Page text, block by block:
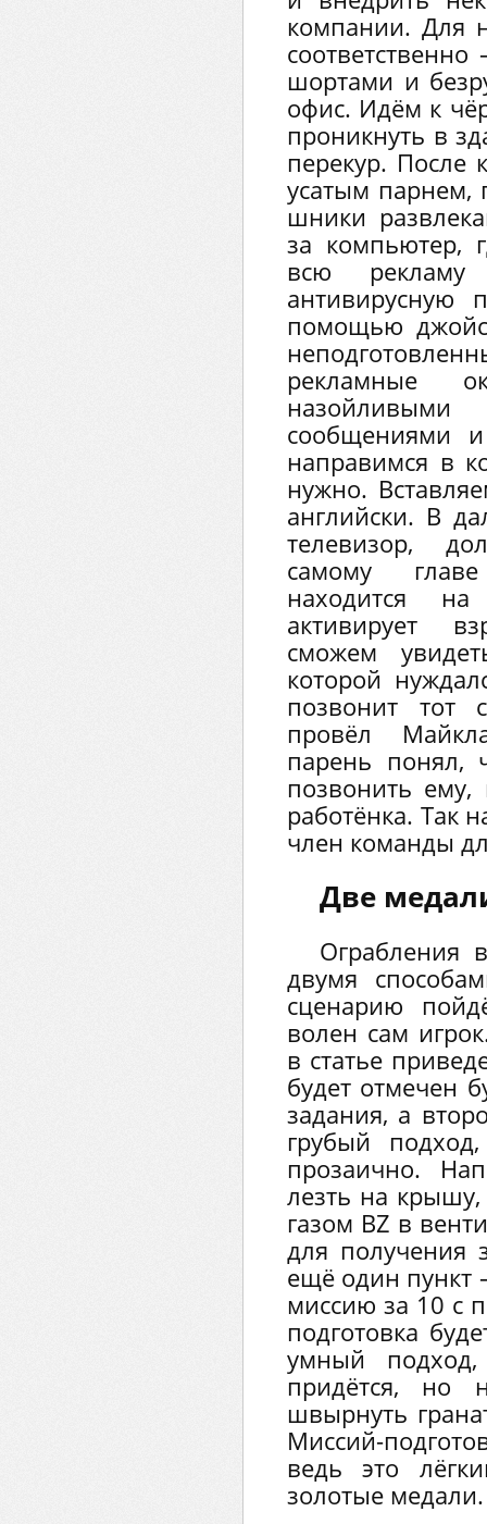
компании. Для
шортами и
офис. Идём к
проникнуть в
перекур. После
усатым парнем,
шники
за компьютер,
всю рекламу
антивирусную
помощью
рекламные
сообщениями и
направимся в
нужно.
английски. В
телевизор,
самому
находится
активирует
сможем
которой
позвонит тот
провёл
парень понял,
позвонить ему,
работёнка. Так
член команды
Две
Ограбления
двумя
сценарию
волен сам
в статье
будет отмечен
задания, а
грубый
прозаично.
лезть на крышу,
газом BZ в
для получения
ещё один пункт
миссию за 10 с
подготовка
умный
придётся, но
швырнуть
Миссий-
ведь это
золотые медали.